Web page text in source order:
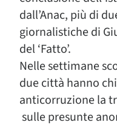
dall’Anac, più di
giornalistiche di
del ‘Fatto’.
Nelle settimane
due città hanno
anticorruzione la
sulle presunte